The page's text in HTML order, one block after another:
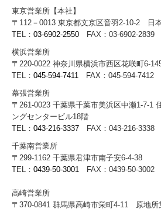
東京営業所【本社】
〒112－0013 東京都文京区音羽2-10-2 日
TEL： 03-6902-2550 FAX：03-6902-2839
横浜営業所
〒220-0022 神奈川県横浜市西区花咲町6-
TEL： 045-594-7411 FAX：045-594-7412
幕張営業所
〒261-0023 千葉県千葉市美浜区中瀬1-7-1
ングセンタービル18階
TEL： 043-216-3337 FAX：043-216-3338
千葉南営業所
〒299-1162 千葉県君津市南子安6-4-38
TEL： 0439-50-3001 FAX：0439-50-3002
高崎営業所
〒370-0841 群馬県高崎市栄町4-11 原地所